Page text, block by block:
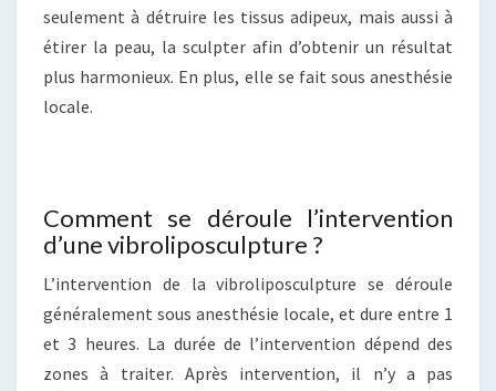
seulement à détruire les tissus adipeux, mais aussi à
étirer la peau, la sculpter afin d’obtenir un résultat
plus harmonieux. En plus, elle se fait sous anesthésie
locale.
Comment se déroule l’intervention
d’une vibroliposculpture ?
L’intervention de la vibroliposculpture se déroule
généralement sous anesthésie locale, et dure entre 1
et 3 heures. La durée de l’intervention dépend des
zones à traiter. Après intervention, il n’y a pas